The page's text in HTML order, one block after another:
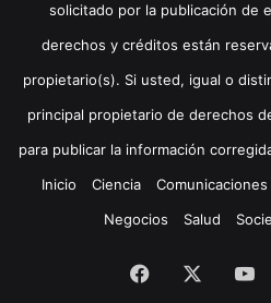
solicitado por la publicación de
derechos y créditos están
propietario(s). Si usted, igual o
principal propietario de derechos
para publicar la información
Inicio
Ciencia Comunicaciones
Negocios
Salud
Facebook